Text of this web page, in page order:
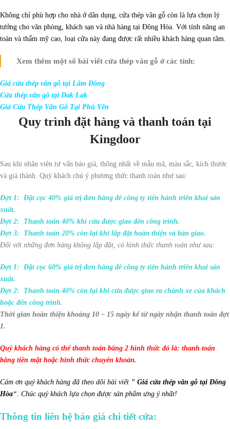
Không chỉ phù hợp cho nhà ở dân dụng, cửa thép vân gỗ còn là lựa chọn lý
tưởng cho văn phòng, khách sạn và nhà hàng tại Đông Hòa. Với tính năng an
toàn và thẩm mỹ cao, loại cửa này đang được rất nhiều khách hàng quan tâm.
Xem thêm một số bài viết cửa thép vân gỗ ở các tỉnh:
Giá cửa thép vân gỗ tại Lâm Đồng
Cửa thép vân gỗ tại Dak Lak
Giá Cửa Thép Vân Gỗ Tại Phú Yên
Quy trình đặt hàng và thanh toán tại
Kingdoor
Sau khi nhân viên tư vấn báo giá, thông nhất về mẫu mã, màu sắc, kích thước
và giá thành. Quý khách chú ý phương thức thanh toán như sau:
Đợt 1: Đặt cọc 40% giá trị đơn hàng để công ty tiến hành triển khai sản
xuất.
Đợt 2: Thanh toán 40% khi cửa được giao đến công trình.
Đợt 3: Thanh toán 20% còn lại khi lắp đặt hoàn thiện và bàn giao.
Đối với những đơn hàng không lắp đặt, có hình thức thanh toán như sau:
Đợt 1: Đặt cọc 60% giá trị đơn hàng để công ty tiến hành triển khai sản
xuất.
Đợt 2: Thanh toán 40% còn lại khi cửa được giao ra chành xe của khách
hoặc đến công trình.
Thời gian hoàn thiện khoảng 10 – 15 ngày kể từ ngày nhận thanh toán đợt
1.
Quý khách hàng có thể thanh toán bằng 2 hình thức đó là: thanh toán
bằng tiền mặt hoặc hình thức chuyển khoản.
Cảm ơn quý khách hàng đã theo dõi bài viết ” Giá cửa thép vân gỗ tại Đông
Hòa“. Chúc quý khách lựa chọn được sản phẩm ưng ý nhất!
Thông tin liên hệ báo giá chi tiết cửa: